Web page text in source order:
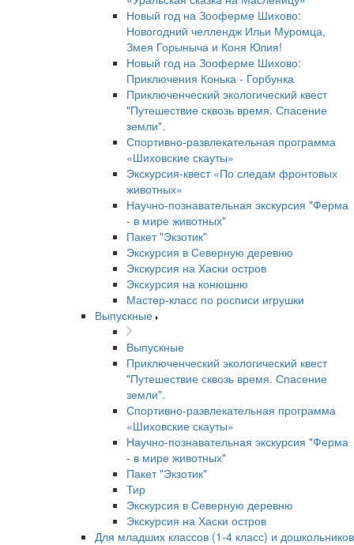
Новый год на Зооферме Шихово:
Новогодний челлендж Ильи Муромца,
Змея Горыныча и Коня Юлия!
Новый год на Зооферме Шихово:
Приключения Конька - Горбунка
Приключенческий экологический квест
"Путешествие сквозь время. Спасение
земли".
Спортивно-развлекательная программа
«Шиховские скауты»
Экскурсия-квест «По следам фронтовых
животных»
Научно-познавательная экскурсия "Ферма
- в мире животных"
Пакет "Экзотик"
Экскурсия в Северную деревню
Экскурсия на Хаски остров
Экскурсия на конюшню
Мастер-класс по росписи игрушки
Выпускные
Выпускные
Приключенческий экологический квест
"Путешествие сквозь время. Спасение
земли".
Спортивно-развлекательная программа
«Шиховские скауты»
Научно-познавательная экскурсия "Ферма
- в мире животных"
Пакет "Экзотик"
Тир
Экскурсия в Северную деревню
Экскурсия на Хаски остров
Для младших классов (1-4 класс) и дошкольников